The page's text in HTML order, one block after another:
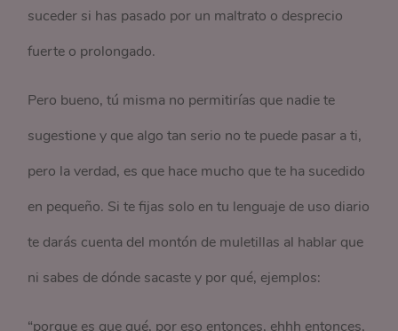
suceder si has pasado por un maltrato o desprecio
fuerte o prolongado.
Pero bueno, tú misma no permitirías que nadie te
sugestione y que algo tan serio no te puede pasar a ti,
pero la verdad, es que hace mucho que te ha sucedido
en pequeño. Si te fijas solo en tu lenguaje de uso diario
te darás cuenta del montón de muletillas al hablar que
ni sabes de dónde sacaste y por qué, ejemplos:
“porque es que qué, por eso entonces, ehhh entonces,